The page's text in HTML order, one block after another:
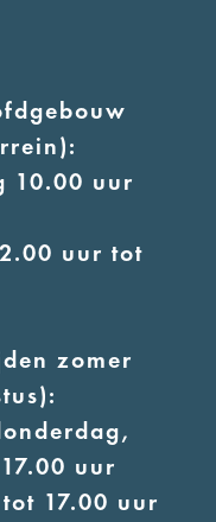
10.00 uur
uur tot
zomer
uur
17.00 uur